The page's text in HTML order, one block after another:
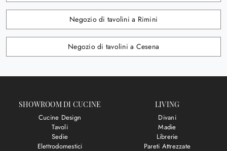
Negozio di tavolini a Rimini
Negozio di tavolini a Cesena
SHOWROOM DI CUCINE
Cucine Design
Tavoli
Sedie
Elettrodomestici
LIVING
Divani
Madie
Librerie
Pareti Attrezzate